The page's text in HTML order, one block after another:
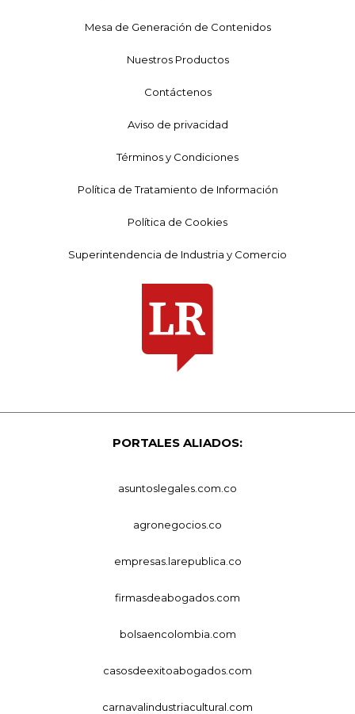
Mesa de Generación de Contenidos
Nuestros Productos
Contáctenos
Aviso de privacidad
Términos y Condiciones
Política de Tratamiento de Información
Política de Cookies
Superintendencia de Industria y Comercio
PORTALES ALIADOS:
asuntoslegales.com.co
agronegocios.co
empresas.larepublica.co
firmasdeabogados.com
bolsaencolombia.com
casosdeexitoabogados.com
carnavalindustriacultural.com